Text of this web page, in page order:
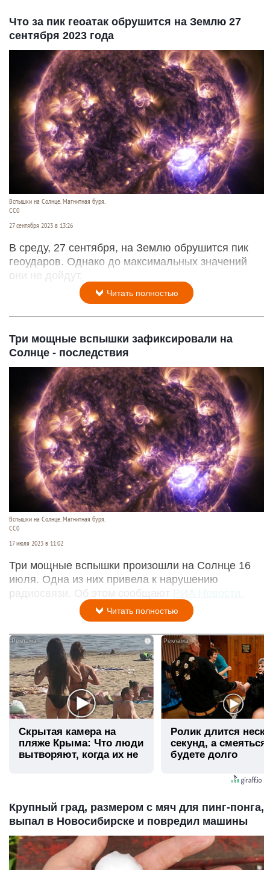
Что за пик геоатак обрушится на Землю 27
сентября 2023 года
Вспышки на Солнце. Магнитная буря.
СС0
27 сентября 2023 в 13:26
В среду, 27 сентября, на Землю обрушится пик
геоударов. Однако до максимальных значений
они не дойдут.
Читать полностью
Три мощные вспышки зафиксировали на
Солнце - последствия
Вспышки на Солнце. Магнитная буря.
СС0
17 июля 2023 в 11:02
Три мощные вспышки произошли на Солнце 16
июля. Одна из них привела к нарушению
радиосвязи. Об этом сообщают РИА Новости.
Читать полностью
i
Скрытая камера на
пляже Крыма: Что люди
вытворяют, когда их не
Ролик длится
секунд, а
будете долго
Крупный град, размером с мяч для пинг-понга,
выпал в Новосибирске и повредил машины